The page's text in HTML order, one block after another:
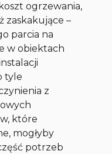
ogrzewania,
zaskakujące –
parcia na
w obiektach
tyle
z
które
mogłyby
potrzeb